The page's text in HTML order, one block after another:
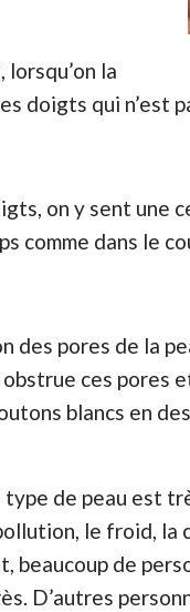
la
doigts qui n’est
on y sent une
comme dans le
des pores de la
ces pores
blancs en
type de peau est
le froid, la
de
D’autres